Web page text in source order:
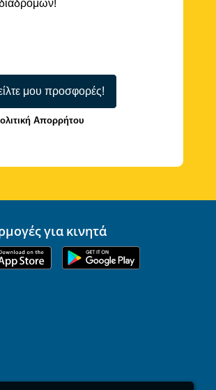
μου προσφορές!
Απορρήτου
για κινητά